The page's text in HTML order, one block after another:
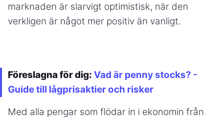
marknaden är slarvigt optimistisk, när den
verkligen är något mer positiv än vanligt.
Föreslagna för dig: Vad är penny stocks? -
Guide till lågprisaktier och risker
Med alla pengar som flödar in i ekonomin från